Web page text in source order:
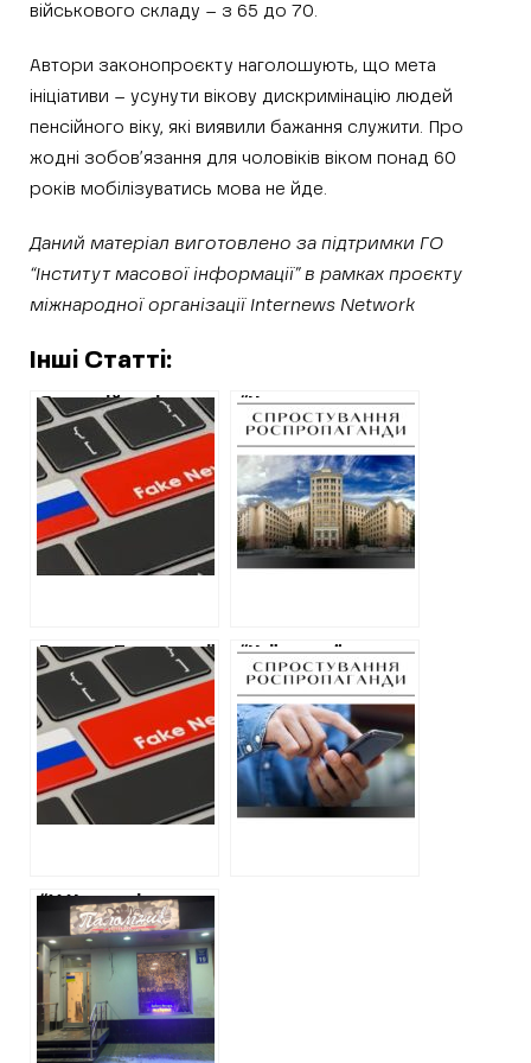
військового складу – з 65 до 70.
Автори законопроєкту наголошують, що мета
ініціативи – усунути вікову дискримінацію людей
пенсійного віку, які виявили бажання служити. Про
жодні зобов’язання для чоловіків віком понад 60
років мобілізуватись мова не йде.
Даний матеріал виготовлено за підтримки ГО
“Інститут масової інформації” в рамках проєкту
міжнародної організації Internews Network
Інші Статті:
Як російські
пропагандисти
розганяють
зраду,
посилаючись на
новину ХАЦ
“Центр
підготовки
“Азова” створили
у Харківському
університеті” —
дезінформація
ворожої
Голова Донецької
військової
обладміністрації
Кириленко подав
у відставку через
«фатальну
помилку» – фейк
росіян
“Київстар”
розкрив кількість
втрат ЗСУ” –
фейк російської
пропаганди
“У Харкові не
припиняється
прославляння
нацистів” – фейк
російської
пропаганди